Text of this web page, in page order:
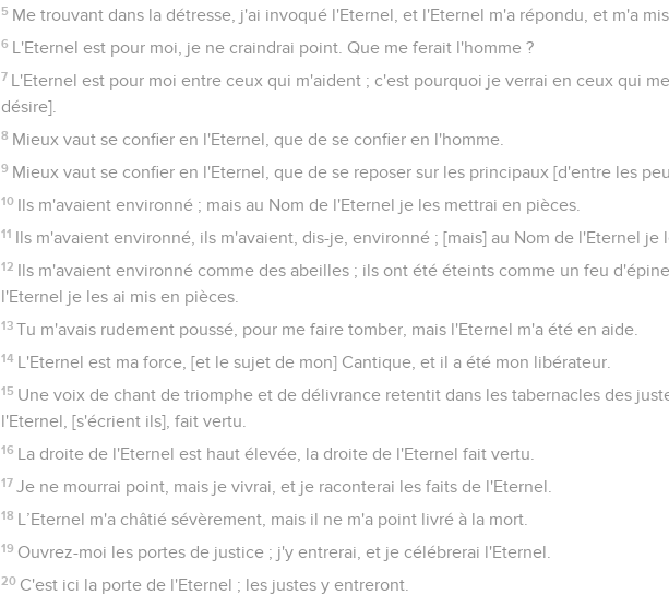
5 Me trouvant dans la détresse, j'ai invoqué l'Eternel, et l'Eternel m'a répondu, et m'a mis
6 L'Eternel est pour moi, je ne craindrai point. Que me ferait l'homme ?
7 L'Eternel est pour moi entre ceux qui m'aident ; c'est pourquoi je verrai en ceux qui
désire].
8 Mieux vaut se confier en l'Eternel, que de se confier en l'homme.
9 Mieux vaut se confier en l'Eternel, que de se reposer sur les principaux [d'entre les
10 Ils m'avaient environné ; mais au Nom de l'Eternel je les mettrai en pièces.
11 Ils m'avaient environné, ils m'avaient, dis-je, environné ; [mais] au Nom de l'Eternel je
12 Ils m'avaient environné comme des abeilles ; ils ont été éteints comme un feu
l'Eternel je les ai mis en pièces.
13 Tu m'avais rudement poussé, pour me faire tomber, mais l'Eternel m'a été en aide.
14 L'Eternel est ma force, [et le sujet de mon] Cantique, et il a été mon libérateur.
15 Une voix de chant de triomphe et de délivrance retentit dans les tabernacles des
l'Eternel, [s'écrient ils], fait vertu.
16 La droite de l'Eternel est haut élevée, la droite de l'Eternel fait vertu.
17 Je ne mourrai point, mais je vivrai, et je raconterai les faits de l'Eternel.
18 L’Eternel m'a châtié sévèrement, mais il ne m'a point livré à la mort.
19 Ouvrez-moi les portes de justice ; j'y entrerai, et je célébrerai l'Eternel.
20 C'est ici la porte de l'Eternel ; les justes y entreront.